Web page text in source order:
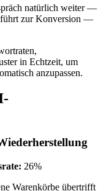
natürlich weiter —
führt zur Konversion —
in Echtzeit, um
anzupassen.
26%
Warenkörbe übertrifft